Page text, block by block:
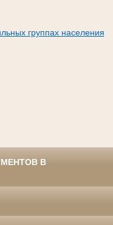
группах населения
В